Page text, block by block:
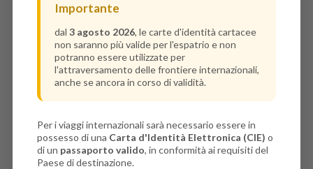
Importante
dal 3 agosto 2026, le carte d'identità cartacee
non saranno più valide per l'espatrio e non
potranno essere utilizzate per
l'attraversamento delle frontiere internazionali,
anche se ancora in corso di validità.
Per i viaggi internazionali sarà necessario essere in
possesso di una Carta d'Identità Elettronica (CIE) o
di un passaporto valido, in conformità ai requisiti del
Paese di destinazione.